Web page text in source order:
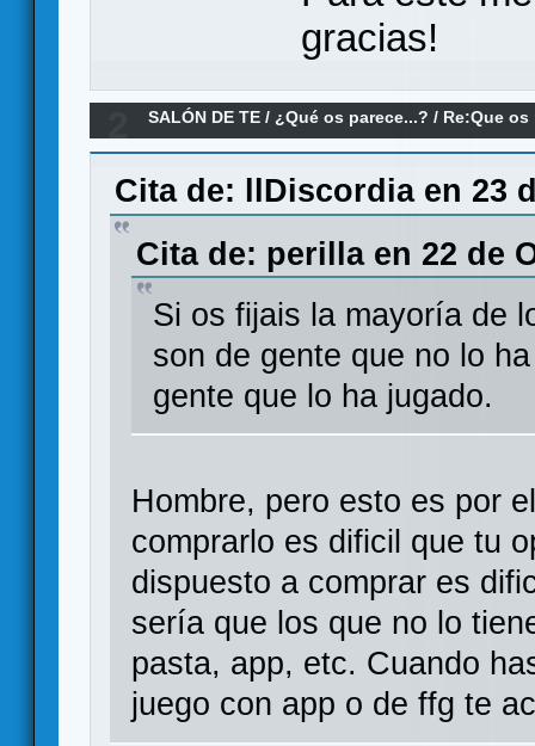
gracias!
SALÓN DE TE /¿Qué os parece...? / Re:Que
de las Tinieblas?
Cita de: llDiscordia en 23
Cita de: perilla en 22 de
Si os fijais la mayoría de
son de gente que no lo
gente que lo ha jugado.
Hombre, pero esto es por
comprarlo es dificil que tu
dispuesto a comprar es
sería que los que no lo
pasta, app, etc. Cuando
juego con app o de ffg te